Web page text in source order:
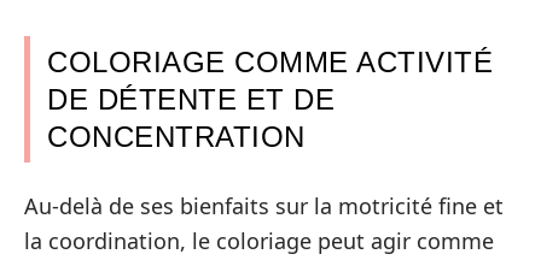
COLORIAGE COMME ACTIVITÉ
DE DÉTENTE ET DE
CONCENTRATION
Au-delà de ses bienfaits sur la motricité fine et
la coordination, le coloriage peut agir comme